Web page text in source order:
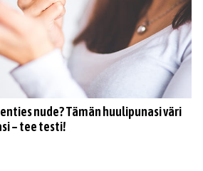
nude? Tämän huulipunasi väri
– tee testi!